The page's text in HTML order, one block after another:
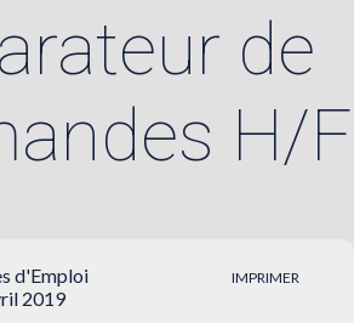
de
H/F
IMPRIMER
d'Emploi
2019